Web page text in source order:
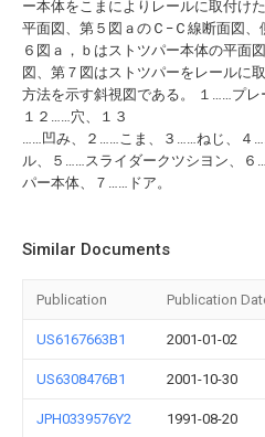
ー本体をこまによりレールに取付け
平面図、第５図ａのＣ−Ｃ線断面図、
６図ａ，ｂはストツパー本体の平面
図、第７図はストツパーをレールに
方法を示す斜視図である。 １……プレ
１２……穴、１３
……凹み、２……こま、３……ねじ、４
ル、５……スライダークツシヨン、６
パー本体、７……ドア。
Similar Documents
Publication Publication
US6167663B1 2001-01-02
US6308476B1 2001-10-30
JPH0339576Y2 1991-08-20